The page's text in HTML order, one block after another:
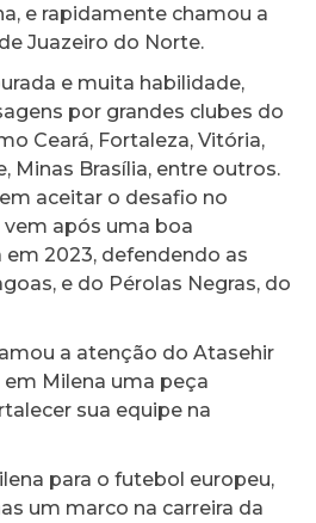
e rapidamente chamou a
Juazeiro do Norte.
e muita habilidade,
por grandes clubes do
Ceará, Fortaleza, Vitória,
Minas Brasília, entre outros.
aceitar o desafio no
após uma boa
2023, defendendo as
e do Pérolas Negras, do
a atenção do Atasehir
em Milena uma peça
sua equipe na
para o futebol europeu,
um marco na carreira da